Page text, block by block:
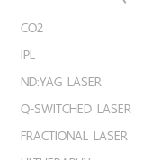
CO2
IPL
ND:YAG LASER
Q-SWITCHED LASER
FRACTIONAL LASER